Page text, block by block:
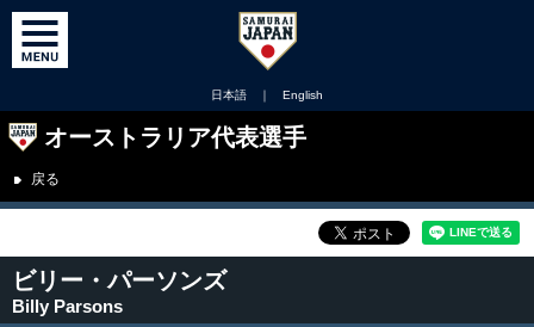
日本語 ｜ English
オーストラリア代表選手
戻る
ビリー・パーソンズ
Billy Parsons